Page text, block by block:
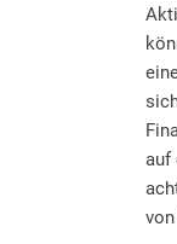
auf